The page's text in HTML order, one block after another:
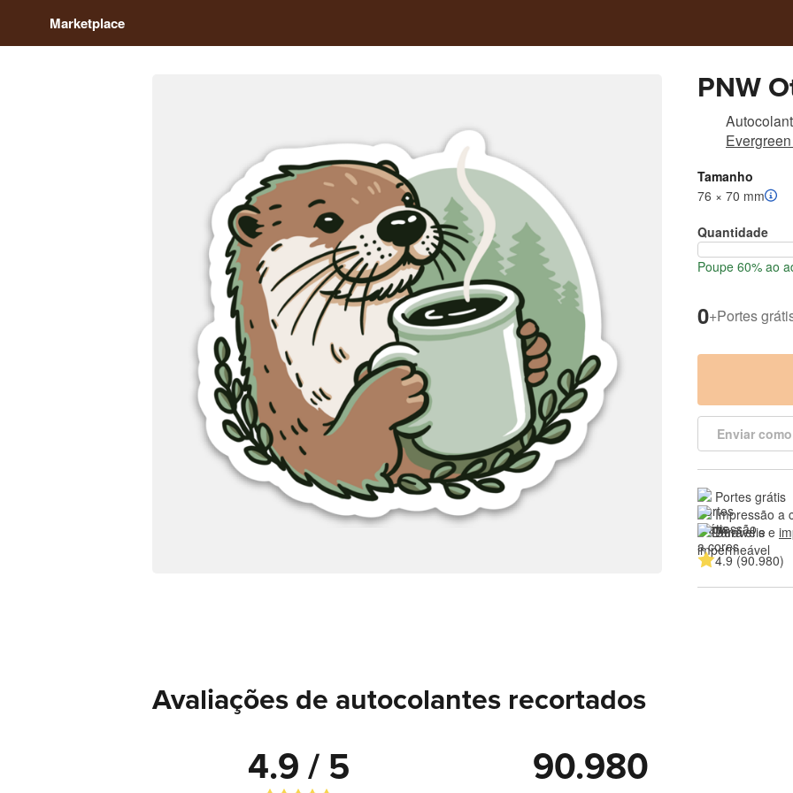
Marketplace
PNW
Tamanho
76 × 70 mm
Quantidade
Poupe 60% ao
0+Portes
Enviar
Portes grátis
Impressão a
Duráveis e
4.9 (90.980)
Avaliações de autocolantes recortados
4.9 / 5 90.980